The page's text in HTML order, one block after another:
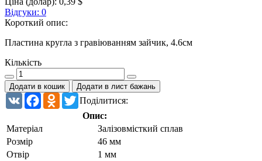
Відгуки: 0
Короткий опис:
Пластина кругла з гравіюванням зайчик, 4.6см
Кількість
Додати в кошик Додати в лист бажань
Поділитися:
VK FacebookOdnoklassniki
Twitter
Опис:
Матеріал
Залізовмісткий сплав
Розмір
46 мм
Отвір
1 мм